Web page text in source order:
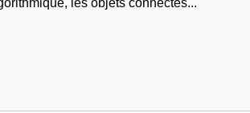
les objets connectés...